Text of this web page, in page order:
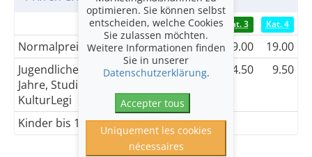
Kat. 1 Kat. 2 Kat. 3 Kat. 4
Normalpreis 49.00 39.00 29.00
19.00
Jugendliche bis 18
Jahre, Studierende &
KulturLegi
24.50 19.50 14.50 9.50
Kinder bis 16 Jahre 15.00 15.00
optimieren. Sie können selbst
entscheiden, welche Cookies
Sie zulassen möchten.
Weitere Informationen finden
Sie in unserer
Datenschutzerklärung.
Accepter tous
Uniquement les cookies
nécessaires